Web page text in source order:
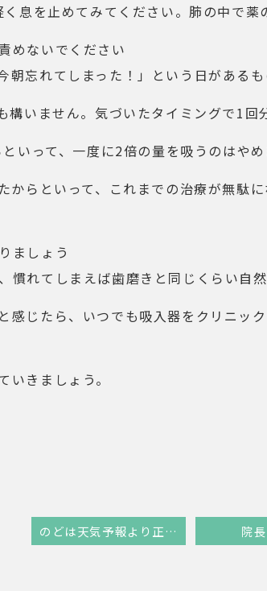
息を止めてみてください。肺の中で薬
めないでください
忘れてしまった！」という日がある
構いません。気づいたタイミングで1回
といって、一度に2倍の量を吸うのはや
からといって、これまでの治療が無駄
ましょう
れてしまえば歯磨きと同じくらい自然
感じたら、いつでも吸入器をクリニ
きましょう。
のどは天気予報より正確！？気象病と喘息 院